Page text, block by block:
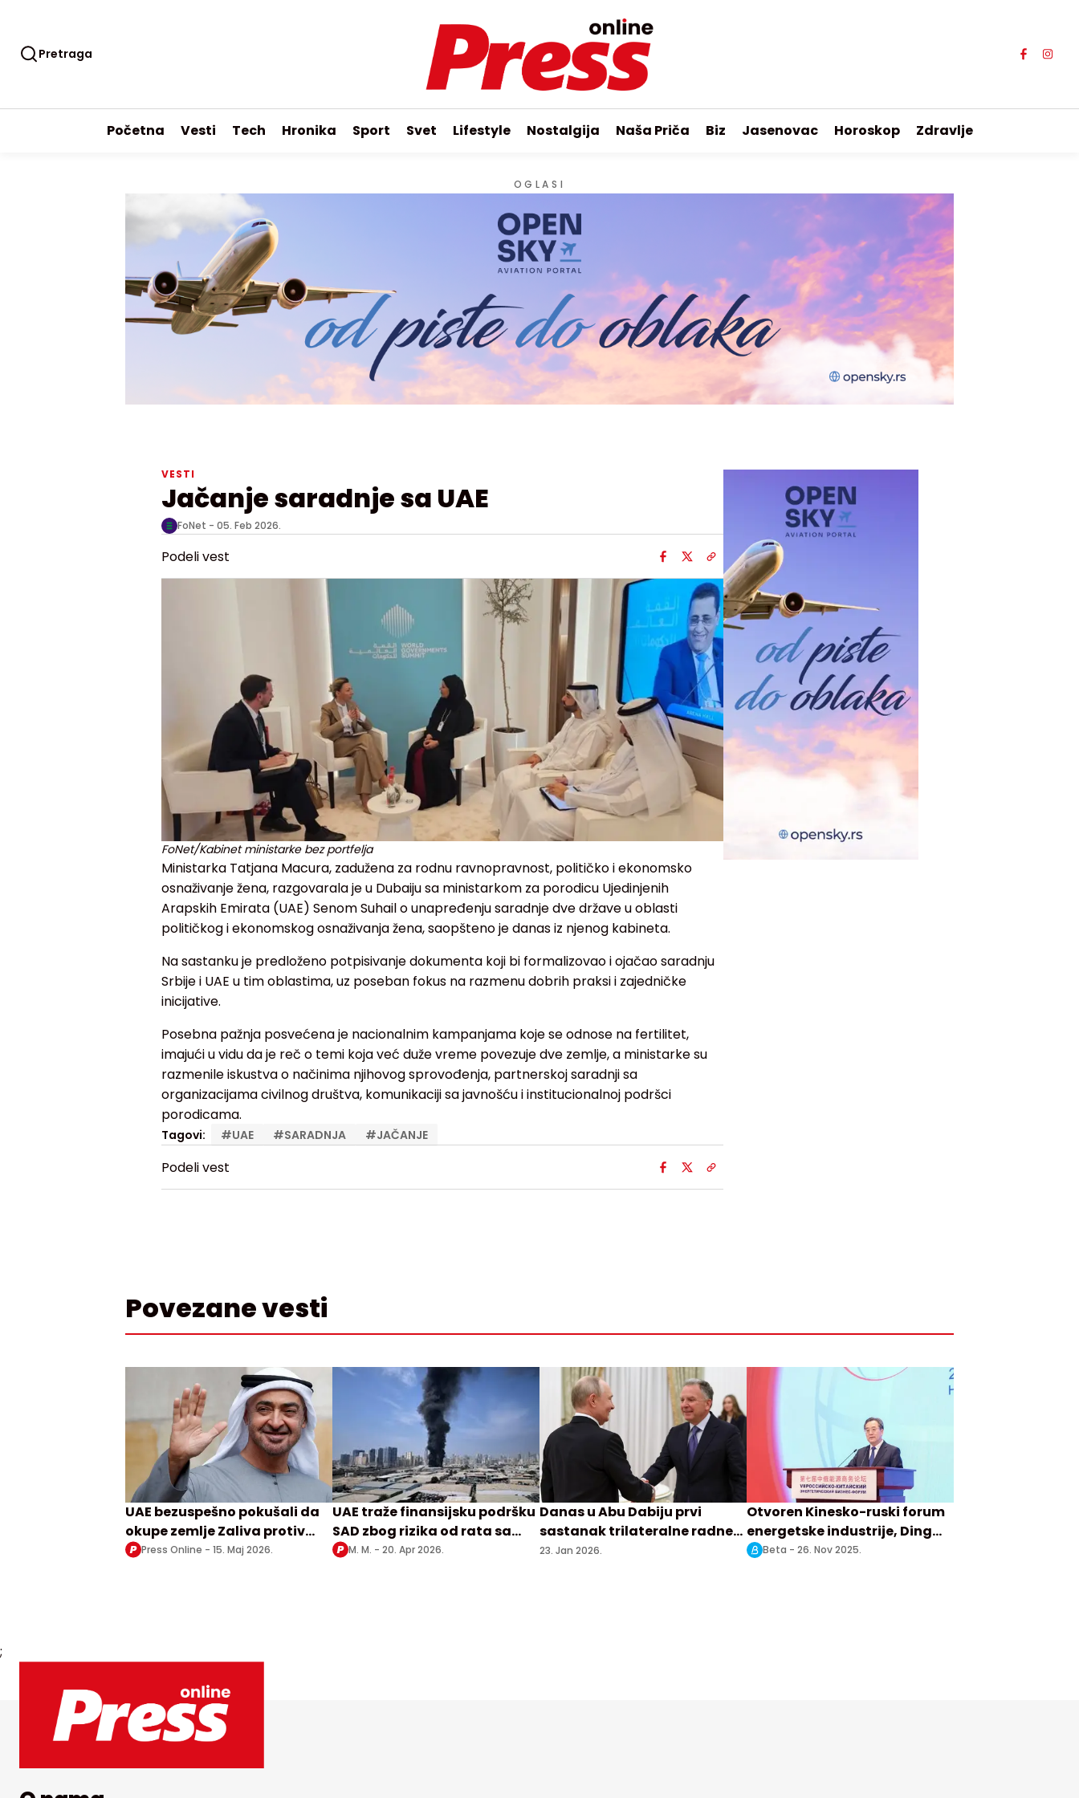
Pretraga
Početna Vesti Tech Hronika Sport Svet Lifestyle Nostalgija Naša Priča Biz Jasenovac Horoskop Zdravlje
OGLASI
VESTI
Jačanje saradnje sa UAE
FoNet - 05. Feb 2026.
Podeli vest
FoNet/Kabinet ministarke bez portfelja
Ministarka Tatjana Macura, zadužena za rodnu ravnopravnost, političko i ekonomsko
osnaživanje žena, razgovarala je u Dubaiju sa ministarkom za porodicu Ujedinjenih
Arapskih Emirata (UAE) Senom Suhail o unapređenju saradnje dve države u oblasti
političkog i ekonomskog osnaživanja žena, saopšteno je danas iz njenog kabineta.
Na sastanku je predloženo potpisivanje dokumenta koji bi formalizovao i ojačao saradnju
Srbije i UAE u tim oblastima, uz poseban fokus na razmenu dobrih praksi i zajedničke
inicijative.
Posebna pažnja posvećena je nacionalnim kampanjama koje se odnose na fertilitet,
imajući u vidu da je reč o temi koja već duže vreme povezuje dve zemlje, a ministarke su
razmenile iskustva o načinima njihovog sprovođenja, partnerskoj saradnji sa
organizacijama civilnog društva, komunikaciji sa javnošću i institucionalnoj podršci
porodicama.
Tagovi: #UAE #SARADNJA #JAČANJE
Podeli vest
Povezane vesti
UAE bezuspešno pokušali da
okupe zemlje Zaliva protiv
Irana
Press Online - 15. Maj 2026.
UAE traže finansijsku podršku
SAD zbog rizika od rata sa
Iranom
M. M. - 20. Apr 2026.
Danas u Abu Dabiju prvi
sastanak trilateralne radne
grupe za bezbednosna
23. Jan 2026.
Otvoren Kinesko-ruski forum
energetske industrije, Ding
Sjuesijang održao govor
Beta - 26. Nov 2025.
;